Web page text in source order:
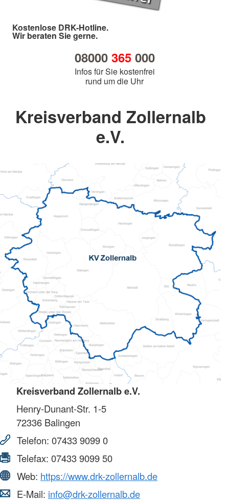
Kostenlose DRK-Hotline.
Wir beraten Sie gerne.
08000 365000
Infos für Sie kostenfrei
rund um die Uhr
Kreisverband Zollernalb
e.V.
Kreisverband Zollernalb e.V.
Henry-Dunant-Str. 1-5
72336 Balingen
Telefon: 07433 9099 0
Telefax: 07433 9099 50
Web: https://www.drk-zollernalb.de
E-Mail: info@drk-zollernalb.de